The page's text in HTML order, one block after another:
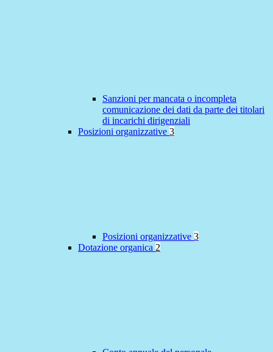
Sanzioni per mancata o incompleta
comunicazione dei dati da parte dei titolari
di incarichi dirigenziali
Posizioni organizzative 3
Posizioni organizzative 3
Dotazione organica 2